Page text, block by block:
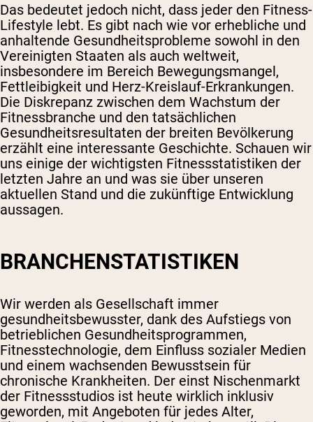
Das bedeutet jedoch nicht, dass jeder den Fitness-
Lifestyle lebt. Es gibt nach wie vor erhebliche und
anhaltende Gesundheitsprobleme sowohl in den
Vereinigten Staaten als auch weltweit,
insbesondere im Bereich Bewegungsmangel,
Fettleibigkeit und Herz-Kreislauf-Erkrankungen.
Die Diskrepanz zwischen dem Wachstum der
Fitnessbranche und den tatsächlichen
Gesundheitsresultaten der breiten Bevölkerung
erzählt eine interessante Geschichte. Schauen wir
uns einige der wichtigsten Fitnessstatistiken der
letzten Jahre an und was sie über unseren
aktuellen Stand und die zukünftige Entwicklung
aussagen.
BRANCHENSTATISTIKEN
Wir werden als Gesellschaft immer
gesundheitsbewusster, dank des Aufstiegs von
betrieblichen Gesundheitsprogrammen,
Fitnesstechnologie, dem Einfluss sozialer Medien
und einem wachsenden Bewusstsein für
chronische Krankheiten. Der einst Nischenmarkt
der Fitnessstudios ist heute wirklich inklusiv
geworden, mit Angeboten für jedes Alter,